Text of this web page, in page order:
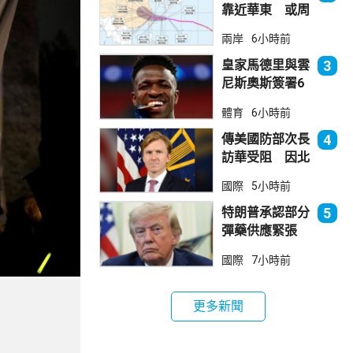
靠近華東 或周
兩岸 6小時前
皇家馬德里與雲
尼斯奧斯簽署6
3
體育 6小時前
傳美國防部次長
訪華受阻 因北
售
4
國際 5小時前
特朗普承認部分
彈藥供應緊張
成
5
國際 7小時前
更多新聞